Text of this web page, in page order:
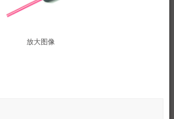
放大图像